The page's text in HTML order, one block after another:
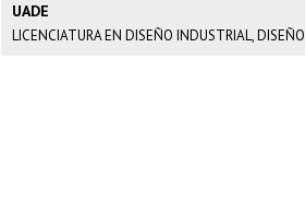
UADE
LICENCIATURA EN DISEÑO INDUSTRIAL, DISEÑO